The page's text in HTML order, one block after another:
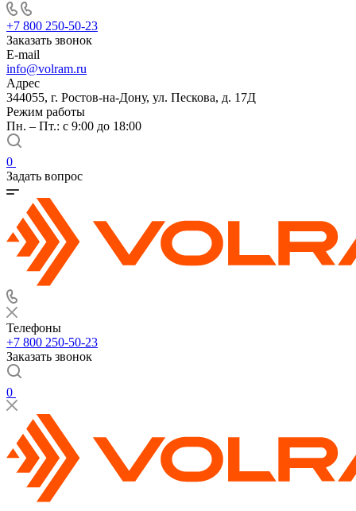
+7 800 250-50-23
Заказать звонок
E-mail
info@volram.ru
Адрес
344055, г. Ростов-на-Дону, ул. Пескова, д. 17Д
Режим работы
Пн. – Пт.: с 9:00 до 18:00
0
Задать вопрос
Телефоны
+7 800 250-50-23
Заказать звонок
0